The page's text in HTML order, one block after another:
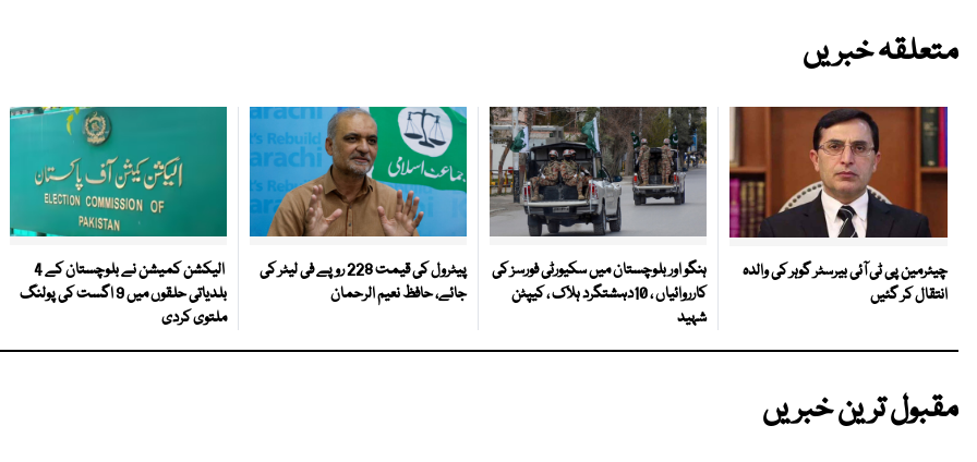
متعلقہ خبریں
چیئرمین پی ٹی آئی بیرسٹر گوہر کی والدہ
انتقال کر گئیں
ہنگو اور بلوچستان میں سکیورٹی فورسز کی
کارروائیاں ، 10دہشتگرد ہلاک ، کیپٹن
شہید
پیٹرول کی قیمت 228 روپے فی لیٹر کی
جائے، حافظ نعیم الرحمان
الیکشن کمیشن نے بلوچستان کے 4
بلدیاتی حلقوں میں 9 اگست کی پولنگ
ملتوی کردی
مقبول ترین خبریں